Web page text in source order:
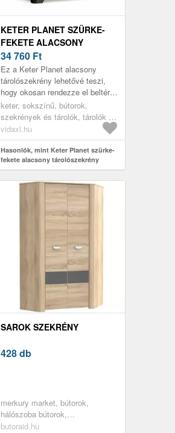
KETER PLANET SZÜRKE-
FEKETE ALACSONY
TÁROLÓSZEKRÉNY
34 760 Ft
Ez a Keter Planet alacsony
tárolószekrény lehetővé teszi,
hogy okosan rendezze el beltéri
tárolóját a könnyű és hatékony
hozzáférés érdekében. A sz...
keter, sokszínű, bútorok,
szekrények és tárolók, tárolók és
zárható szekrények
vidaxl.hu
Hasonlók, mint Keter Planet szürke-
fekete alacsony tárolószekrény
SAROK SZEKRÉNY
428 db
merkury market, bútorok,
hálószoba bútorok,
gardróbszekrények,
butoraid.hu